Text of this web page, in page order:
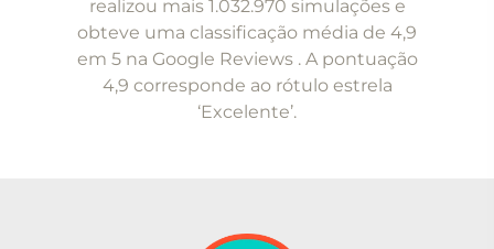
realizou mais 1.032.970 simulações e
obteve uma classificação média de 4,9
em 5 na Google Reviews . A pontuação
4,9 corresponde ao rótulo estrela
‘Excelente’.